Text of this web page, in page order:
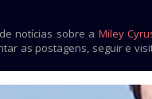
notícias sobre a Miley
as postagens, seguir e